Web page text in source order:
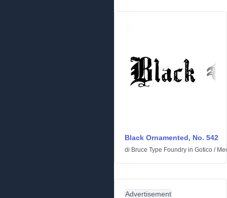
Black Ornamented, No. 542
di Bruce Type Foundry in Gotico /
Advertisement